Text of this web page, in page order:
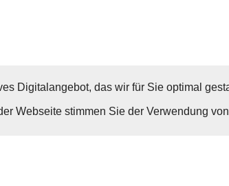
Digitalangebot, das wir für Sie optimal
Webseite stimmen Sie der Verwendung